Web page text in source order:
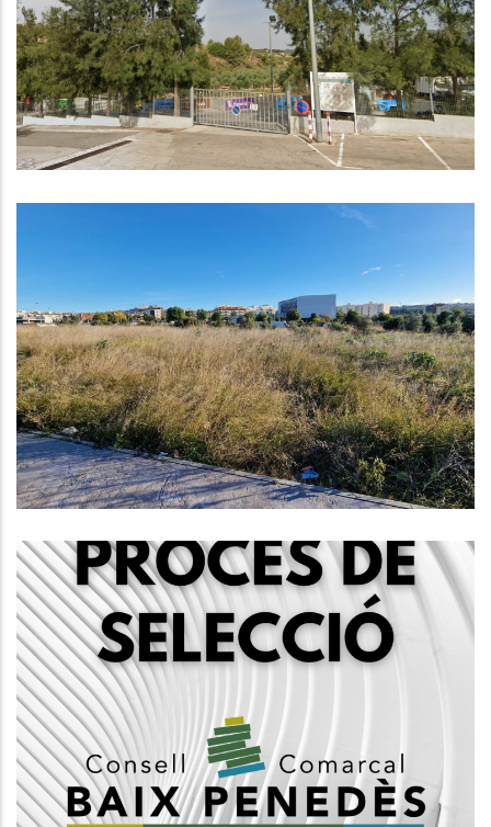
Recollida I Transport De Residus
Al Baix Penedès
Medi
Nou Pas Per A La Construcció De
La Nova Seu Comarcal
Altres
NOU PROCÉS DE SELECCIÓ DE
PERSONAL PER A JOVES DEL
CONSELL COMARCAL DEL BAIX
PENEDÈS
Ocupació